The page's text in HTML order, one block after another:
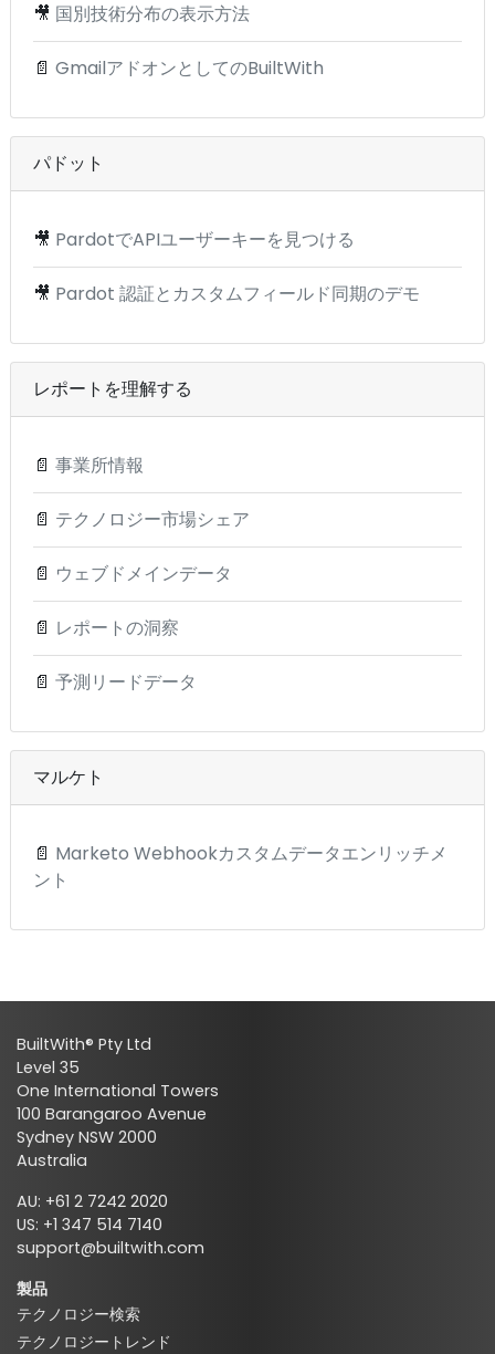
🎥 国別技術分布の表示方法
📄 GmailアドオンとしてのBuiltWith
パドット
🎥 PardotでAPIユーザーキーを見つける
🎥 Pardot 認証とカスタムフィールド同期のデモ
レポートを理解する
📄 事業所情報
📄 テクノロジー市場シェア
📄 ウェブドメインデータ
📄 レポートの洞察
📄 予測リードデータ
マルケト
📄 Marketo Webhookカスタムデータエンリッチメ
ント
BuiltWith® Pty Ltd
Level 35
One International Towers
100 Barangaroo Avenue
Sydney NSW 2000
Australia
AU: +61 2 7242 2020
US: +1 347 514 7140
support@builtwith.com
製品
テクノロジー検索
テクノロジートレンド